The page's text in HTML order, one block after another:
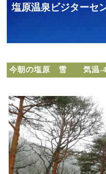
塩原温泉ビジターセ
今朝の塩原 雪 気温